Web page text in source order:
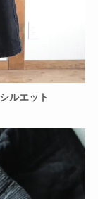
ルエット